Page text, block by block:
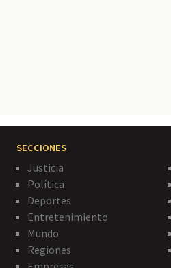
SECCIONES
Justicia
Política
Deportes
Entretenimiento
Mundo
Regiones